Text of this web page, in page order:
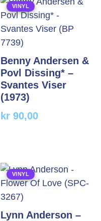
VINYL
Benny Andersen &
Povl Dissing* –
Svantes Viser
(1973)
kr 90,00
VINYL
Lynn Anderson –